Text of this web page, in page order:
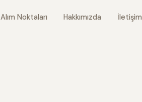
Alım Noktaları Hakkımızda İletişim